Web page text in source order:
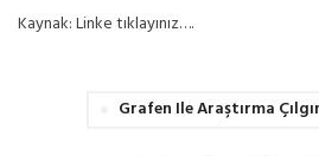
Kaynak: Linke tıklayınız….
Grafen Ile Araştırma